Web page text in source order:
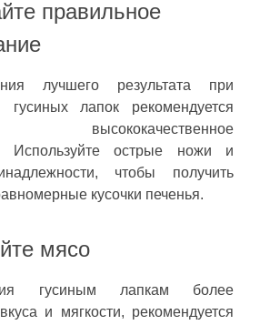
правильное
лучшего результата при
гусиных лапок рекомендуется
высококачественное
Используйте острые ножи и
чтобы получить
кусочки печенья.
мясо
гусиным лапкам более
и мягкости, рекомендуется